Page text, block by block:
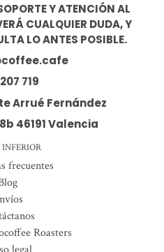
Y ATENCIÓN AL
CUALQUIER DUDA, Y
LO ANTES POSIBLE.
719
Arrué Fernández
46191 Valencia
frecuentes
Roasters